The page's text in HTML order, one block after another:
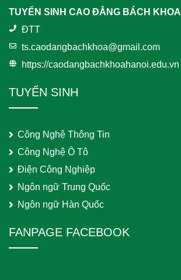
TUYỂN SINH CAO ĐẲNG BÁCH KHOA
ĐTT
ts.caodangbachkhoa@gmail.com
https://caodangbachkhoahanoi.edu.vn
TUYỂN SINH
Công Nghệ Thông Tin
Công Nghệ Ô Tô
Điện Công Nghiệp
Ngôn ngữ Trung Quốc
Ngôn ngữ Hàn Quốc
FANPAGE FACEBOOK